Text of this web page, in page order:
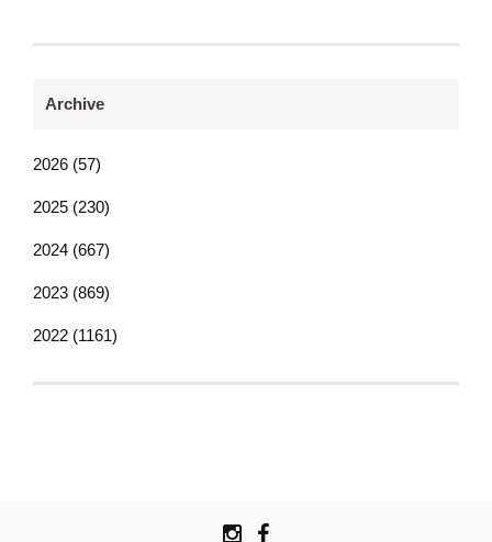
Archive
2026 (57)
2025 (230)
2024 (667)
2023 (869)
2022 (1161)